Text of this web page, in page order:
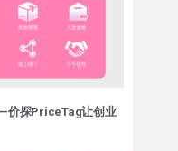
价探PriceTag让创业